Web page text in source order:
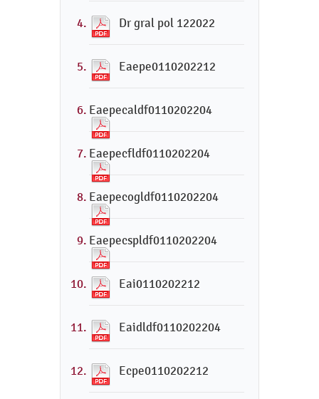
Dr gral pol 122022
Eaepe0110202212
Eaepecaldf0110202204
Eaepecfldf0110202204
Eaepecogldf0110202204
Eaepecspldf0110202204
Eai0110202212
Eaidldf0110202204
Ecpe0110202212